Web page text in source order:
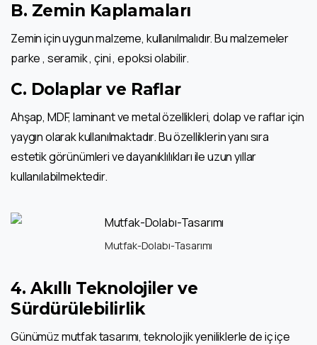
B. Zemin Kaplamaları
Zemin için uygun malzeme, kullanılmalıdır. Bu malzemeler
parke , seramik , çini , epoksi olabilir.
C. Dolaplar ve Raflar
Ahşap, MDF, laminant ve metal özellikleri, dolap ve raflar için
yaygın olarak kullanılmaktadır. Bu özelliklerin yanı sıra
estetik görünümleri ve dayanıklılıkları ile uzun yıllar
kullanılabilmektedir.
Mutfak-Dolabı-Tasarımı
4. Akıllı Teknolojiler ve
Sürdürülebilirlik
Günümüz mutfak tasarımı, teknolojik yeniliklerle de iç içe